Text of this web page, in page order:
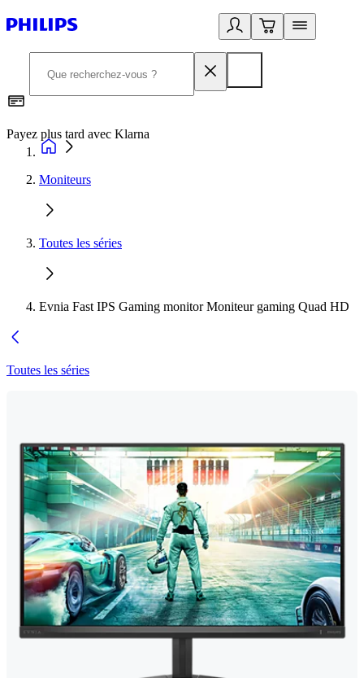
Payez plus tard avec Klarna
Moniteurs
Toutes les séries
Evnia Fast IPS Gaming monitor Moniteur gaming Quad HD
Toutes les séries